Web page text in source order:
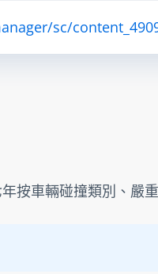
sc/
按車輛碰撞類別、嚴